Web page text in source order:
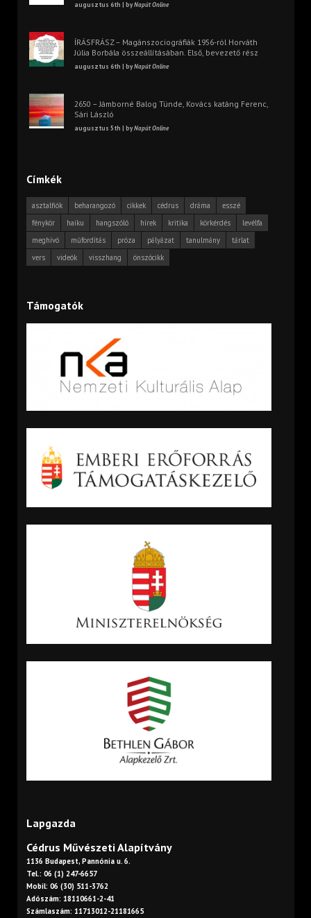
augusztus 6th | byNapút Online
ÍRÁSFRÁSZ – Magánszociográfiák 1956-ról Horváth
Júlia Borbála összeállításában. Első, bevezető rész
augusztus 6th | byNapút Online
2650 – Jámborné Balog Tünde, Kovács katáng Ferenc,
Sári László
augusztus 5th | byNapút Online
Címkék
asztalfiók beharangozó cikkek cédrus dráma
esszé
fénykör
haiku hangszóló hírek kritika körkérdés
levélfa
meghívó
műfordítás próza pályázat tanulmány
tárlat
vers
videók visszhang önszócikk
Támogatók
Lapgazda
Cédrus Művészeti Alapítvány
1136 Budapest, Pannónia u. 6.
Tel.: 06 (1) 247-6657
Mobil: 06 (30) 511-3762
Adószám: 18110661-2-41
Számlaszám: 11713012-21181665